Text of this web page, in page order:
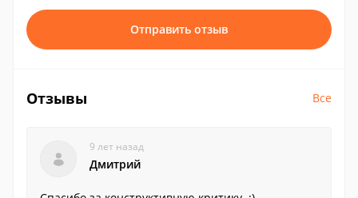
Отправить отзыв
Отзывы Все
9 лет назад
Дмитрий